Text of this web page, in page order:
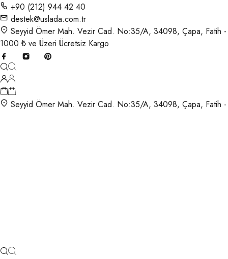
+90 (212) 944 42 40
destek@uslada.com.tr
Seyyid Ömer Mah. Vezir Cad. No:35/A, 34098, Çapa, Fatih
1000 ₺ ve Üzeri Ücretsiz Kargo
Seyyid Ömer Mah. Vezir Cad. No:35/A, 34098, Çapa, Fatih